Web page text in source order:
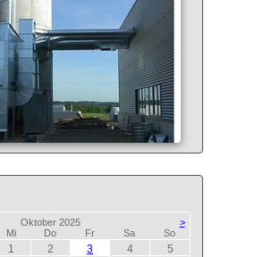
Oktober 2025
>
Mittwoch Donnerstag
Freitag Samstag Sonntag
1 2 3 4
5